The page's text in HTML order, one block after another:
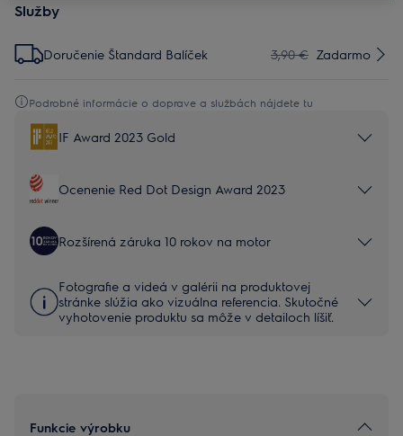
Služby
Doručenie Štandard Balíček 3,90 € Zadarmo
Podrobné informácie o doprave a službách nájdete tu
IF Award 2023 Gold
Ocenenie Red Dot Design Award 2023
Rozšírená záruka 10 rokov na motor
Fotografie a videá v galérii na produktovej
stránke slúžia ako vizuálna referencia. Skutočné
vyhotovenie produktu sa môže v detailoch líšiť.
Funkcie výrobku